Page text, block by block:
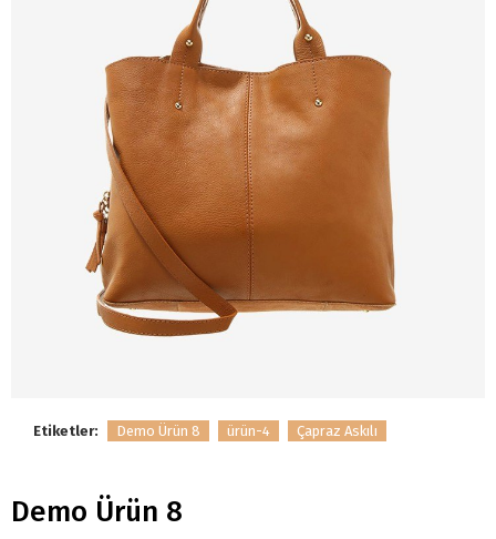
Etiketler: Demo Ürün 8 ürün-4 Çapraz Askılı
Demo Ürün 8